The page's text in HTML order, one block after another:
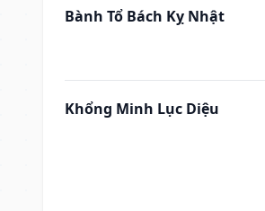
Bành Tổ Bách Kỵ Nhật
Khổng Minh Lục Diệu